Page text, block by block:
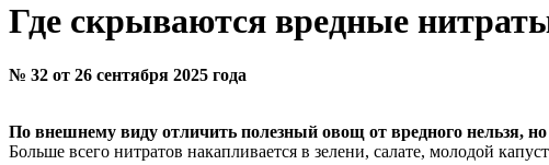
Где скрываются вредные
№ 32 от 26 сентября 2025 года
По внешнему виду отличить полезный овощ от вредного нельзя,
Больше всего нитратов накапливается в зелени, салате, молодой